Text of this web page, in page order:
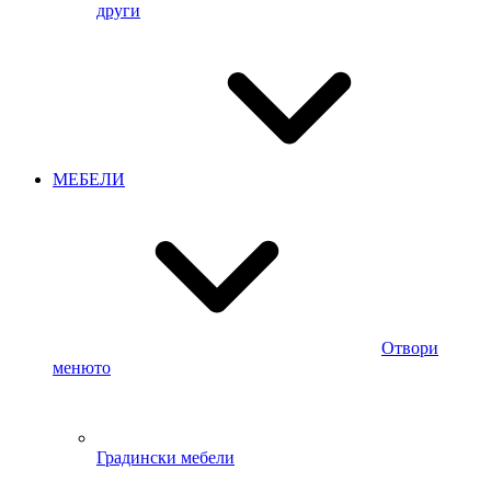
други
МЕБЕЛИ
Отвори
менюто
Градински мебели